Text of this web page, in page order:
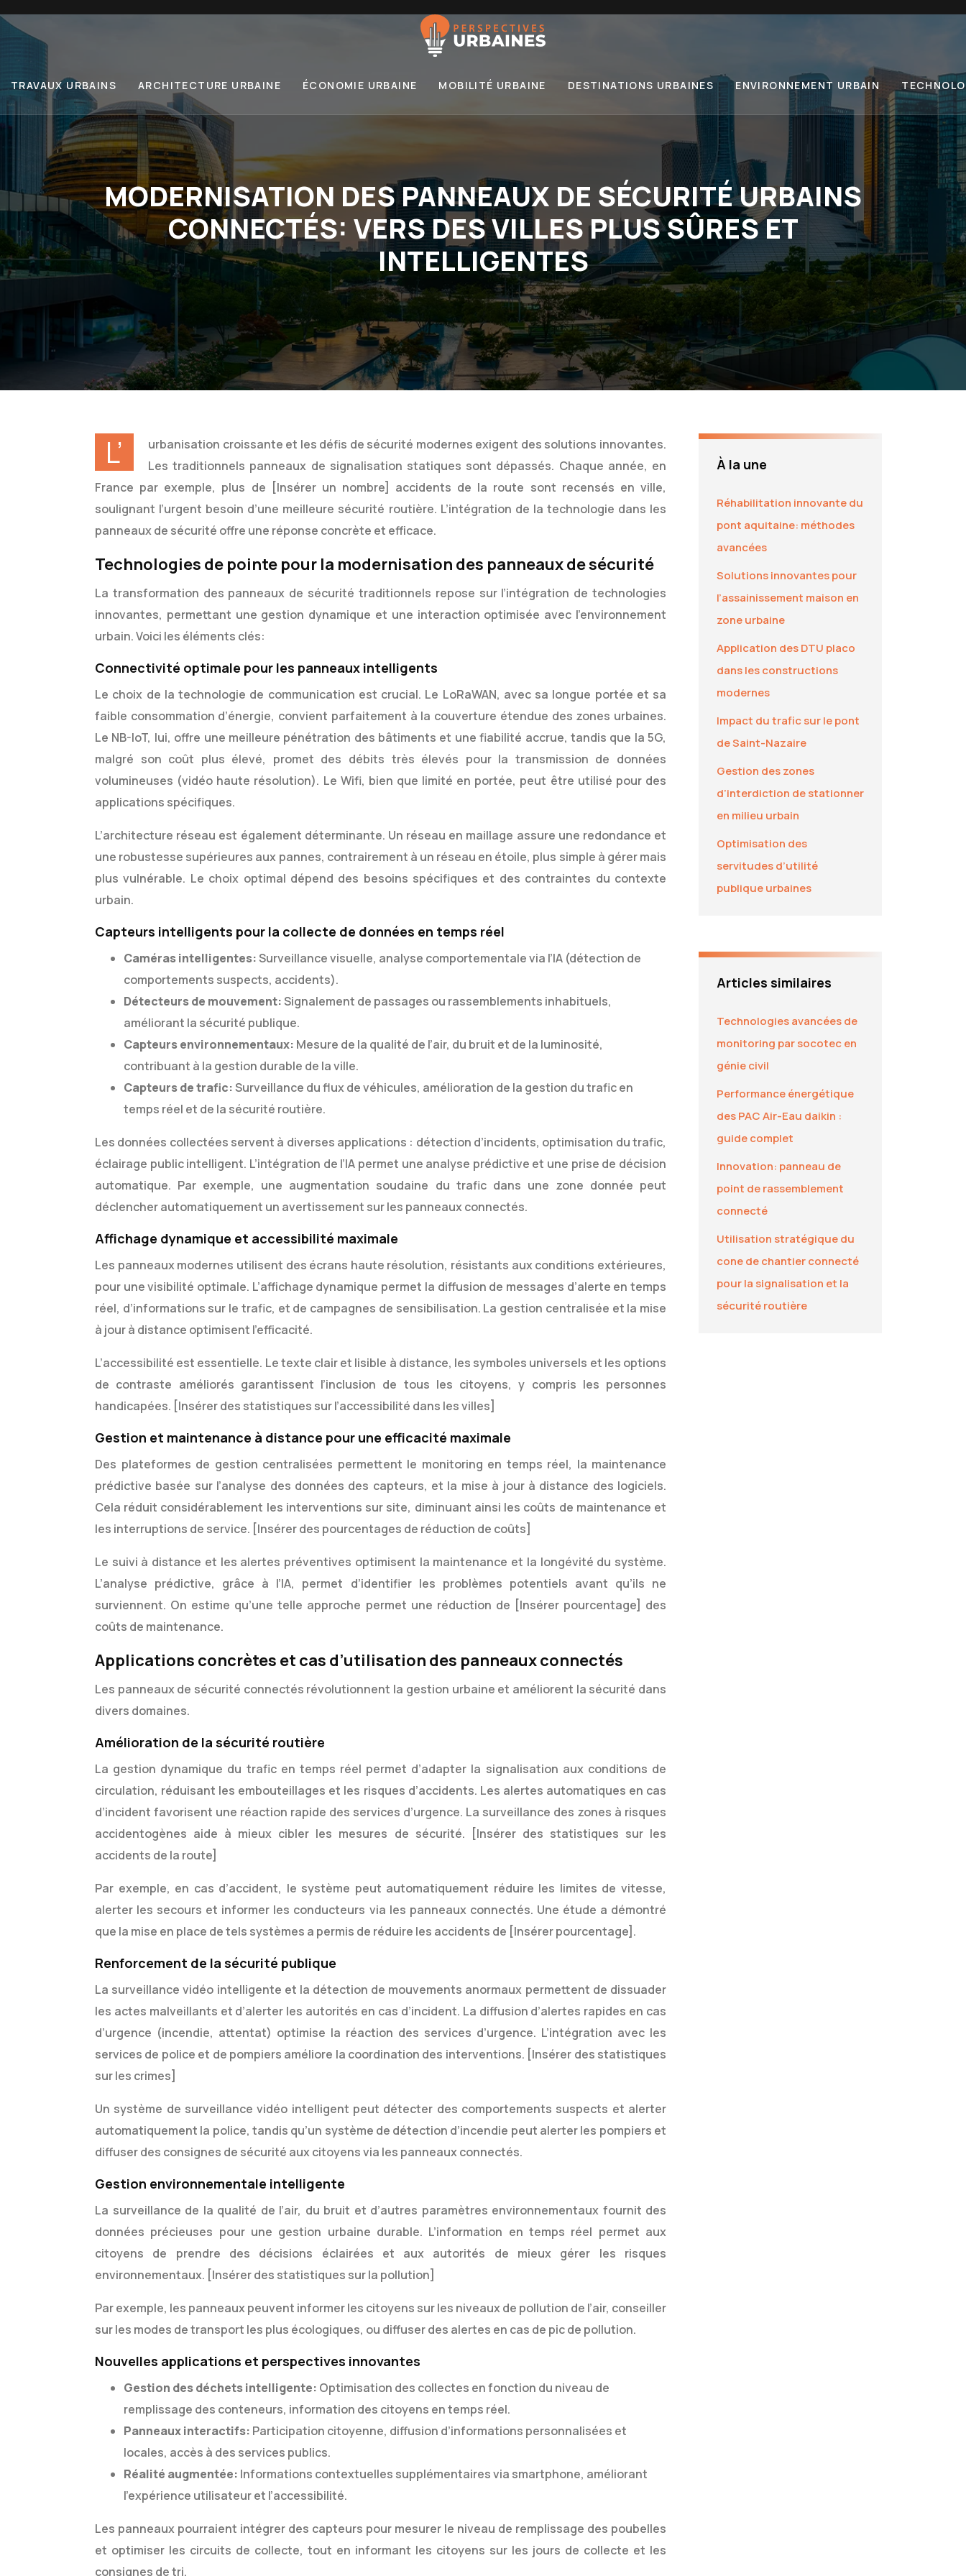
TRAVAUX URBAINS ARCHITECTURE URBAINE ÉCONOMIE URBAINE MOBILITÉ URBAINE DESTINATIONS URBAINES ENVIRONNEMENT URBAIN
MODERNISATION DES PANNEAUX DE SÉCURITÉ URBAINS
CONNECTÉS: VERS DES VILLES PLUS SÛRES ET
INTELLIGENTES
L’
urbanisation croissante et les défis de sécurité modernes exigent des solutions innovantes.
Les traditionnels panneaux de signalisation statiques sont dépassés. Chaque année, en
France par exemple, plus de [Insérer un nombre] accidents de la route sont recensés en ville,
soulignant l’urgent besoin d’une meilleure sécurité routière. L’intégration de la technologie dans les
panneaux de sécurité offre une réponse concrète et efficace.
Technologies de pointe pour la modernisation des panneaux de sécurité
La transformation des panneaux de sécurité traditionnels repose sur l’intégration de technologies
innovantes, permettant une gestion dynamique et une interaction optimisée avec l’environnement
urbain. Voici les éléments clés:
Connectivité optimale pour les panneaux intelligents
Le choix de la technologie de communication est crucial. Le LoRaWAN, avec sa longue portée et sa
faible consommation d’énergie, convient parfaitement à la couverture étendue des zones urbaines.
Le NB-IoT, lui, offre une meilleure pénétration des bâtiments et une fiabilité accrue, tandis que la 5G,
malgré son coût plus élevé, promet des débits très élevés pour la transmission de données
volumineuses (vidéo haute résolution). Le Wifi, bien que limité en portée, peut être utilisé pour des
applications spécifiques.
L’architecture réseau est également déterminante. Un réseau en maillage assure une redondance et
une robustesse supérieures aux pannes, contrairement à un réseau en étoile, plus simple à gérer mais
plus vulnérable. Le choix optimal dépend des besoins spécifiques et des contraintes du contexte
urbain.
Capteurs intelligents pour la collecte de données en temps réel
Caméras intelligentes:Surveillance visuelle, analyse comportementale via l’IA (détection de
comportements suspects, accidents).
Détecteurs de mouvement:Signalement de passages ou rassemblements inhabituels,
améliorant la sécurité publique.
Capteurs environnementaux: Mesure de la qualité de l’air, du bruit et de la luminosité,
contribuant à la gestion durable de la ville.
Capteurs de trafic:Surveillance du flux de véhicules, amélioration de la gestion du trafic en
temps réel et de la sécurité routière.
Les données collectées servent à diverses applications : détection d’incidents, optimisation du trafic,
éclairage public intelligent. L’intégration de l’IA permet une analyse prédictive et une prise de décision
automatique. Par exemple, une augmentation soudaine du trafic dans une zone donnée peut
déclencher automatiquement un avertissement sur les panneaux connectés.
Affichage dynamique et accessibilité maximale
Les panneaux modernes utilisent des écrans haute résolution, résistants aux conditions extérieures,
pour une visibilité optimale. L’affichage dynamique permet la diffusion de messages d’alerte en temps
réel, d’informations sur le trafic, et de campagnes de sensibilisation. La gestion centralisée et la mise
à jour à distance optimisent l’efficacité.
L’accessibilité est essentielle. Le texte clair et lisible à distance, les symboles universels et les options
de contraste améliorés garantissent l’inclusion de tous les citoyens, y compris les personnes
handicapées. [Insérer des statistiques sur l’accessibilité dans les villes]
Gestion et maintenance à distance pour une efficacité maximale
Des plateformes de gestion centralisées permettent le monitoring en temps réel, la maintenance
prédictive basée sur l’analyse des données des capteurs, et la mise à jour à distance des logiciels.
Cela réduit considérablement les interventions sur site, diminuant ainsi les coûts de maintenance et
les interruptions de service. [Insérer des pourcentages de réduction de coûts]
Le suivi à distance et les alertes préventives optimisent la maintenance et la longévité du système.
L’analyse prédictive, grâce à l’IA, permet d’identifier les problèmes potentiels avant qu’ils ne
surviennent. On estime qu’une telle approche permet une réduction de [Insérer pourcentage] des
coûts de maintenance.
Applications concrètes et cas d’utilisation des panneaux connectés
Les panneaux de sécurité connectés révolutionnent la gestion urbaine et améliorent la sécurité dans
divers domaines.
Amélioration de la sécurité routière
La gestion dynamique du trafic en temps réel permet d’adapter la signalisation aux conditions de
circulation, réduisant les embouteillages et les risques d’accidents. Les alertes automatiques en cas
d’incident favorisent une réaction rapide des services d’urgence. La surveillance des zones à risques
accidentogènes aide à mieux cibler les mesures de sécurité. [Insérer des statistiques sur les
accidents de la route]
Par exemple, en cas d’accident, le système peut automatiquement réduire les limites de vitesse,
alerter les secours et informer les conducteurs via les panneaux connectés. Une étude a démontré
que la mise en place de tels systèmes a permis de réduire les accidents de [Insérer pourcentage].
Renforcement de la sécurité publique
La surveillance vidéo intelligente et la détection de mouvements anormaux permettent de dissuader
les actes malveillants et d’alerter les autorités en cas d’incident. La diffusion d’alertes rapides en cas
d’urgence (incendie, attentat) optimise la réaction des services d’urgence. L’intégration avec les
services de police et de pompiers améliore la coordination des interventions. [Insérer des statistiques
sur les crimes]
Un système de surveillance vidéo intelligent peut détecter des comportements suspects et alerter
automatiquement la police, tandis qu’un système de détection d’incendie peut alerter les pompiers et
diffuser des consignes de sécurité aux citoyens via les panneaux connectés.
Gestion environnementale intelligente
La surveillance de la qualité de l’air, du bruit et d’autres paramètres environnementaux fournit des
données précieuses pour une gestion urbaine durable. L’information en temps réel permet aux
citoyens de prendre des décisions éclairées et aux autorités de mieux gérer les risques
environnementaux. [Insérer des statistiques sur la pollution]
Par exemple, les panneaux peuvent informer les citoyens sur les niveaux de pollution de l’air, conseiller
sur les modes de transport les plus écologiques, ou diffuser des alertes en cas de pic de pollution.
Nouvelles applications et perspectives innovantes
Gestion des déchets intelligente: Optimisation des collectes en fonction du niveau de
remplissage des conteneurs, information des citoyens en temps réel.
Panneaux interactifs: Participation citoyenne, diffusion d’informations personnalisées et
locales, accès à des services publics.
Réalité augmentée: Informations contextuelles supplémentaires via smartphone, améliorant
l’expérience utilisateur et l’accessibilité.
Les panneaux pourraient intégrer des capteurs pour mesurer le niveau de remplissage des poubelles
et optimiser les circuits de collecte, tout en informant les citoyens sur les jours de collecte et les
consignes de tri.
À la une
Réhabilitation innovante du
pont aquitaine: méthodes
avancées
Solutions innovantes pour
l’assainissement maison en
zone urbaine
Application des DTU placo
dans les constructions
modernes
Impact du trafic sur le pont
de Saint-Nazaire
Gestion des zones
d’interdiction de stationner
en milieu urbain
Optimisation des
servitudes d’utilité
publique urbaines
Articles similaires
Technologies avancées de
monitoring par socotec en
génie civil
Performance énergétique
des PAC Air-Eau daikin :
guide complet
Innovation: panneau de
point de rassemblement
connecté
Utilisation stratégique du
cone de chantier connecté
pour la signalisation et la
sécurité routière